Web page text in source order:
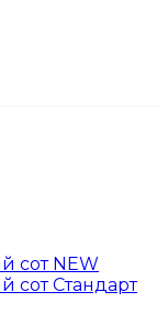
сот NEW
сот Стандарт